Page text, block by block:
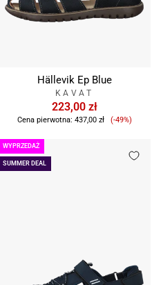
Hällevik Ep Blue
KAVAT
223,00 zł
Cena pierwotna: 437,00 zł
Cena
(-49%)
SUMMER DEAL
WYPRZEDAŻ